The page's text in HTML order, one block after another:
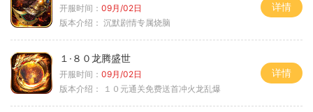
开服时间： 09月/02日
版本介绍： 沉默剧情专属烧脑
详情
１·８０龙腾盛世
开服时间： 09月/02日
版本介绍：
１０元通关免费送首冲火龙乱爆
详情